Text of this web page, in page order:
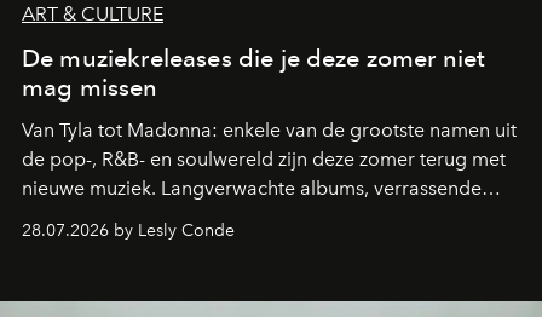
ART & CULTURE
De muziekreleases die je deze zomer niet
mag missen
Van Tyla tot Madonna: enkele van de grootste namen uit
de pop-, R&B- en soulwereld zijn deze zomer terug met
nieuwe muziek. Langverwachte albums, verrassende
de releases die je niet mag missen.
28.07.2026 by Lesly Conde